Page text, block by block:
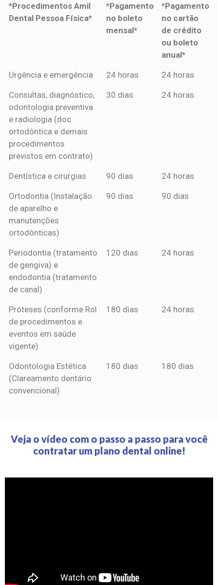
*Procedimentos Amil
Dental Pessoa Física*
*Pagamento
no boleto
mensal*
*Pagamento
no cartão
de crédito
ou boleto
anual*
*Procedimentos Amil
*Pagamento
mensal*
*Pagamento
de crédito
Urgência e emergência 24 horas 24 horas
Consultas, diagnóstico,
odontologia preventiva
e radiologia (doc.
ortodôntica e demais
procedimentos
previstos em contrato)
30 dias 24 horas
Dentística e cirurgias 90 dias 24 horas
Ortodontia (Instalação
de aparelho e
manutenções
ortodônticas)
90 dias 90 dias
Periodontia (tratamento
de gengiva) e
endodontia (tratamento
de canal)
120 dias 24 horas
Próteses (conforme Rol
de procedimentos e
eventos em saúde
vigente)
180 dias 24 horas
Odontologia Estética
(Clareamento dentário
convencional)
180 dias 180 dias
Veja o vídeo com o passo a passo para você
contratar um plano dental online!